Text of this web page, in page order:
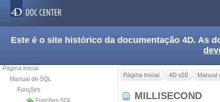
Este é o site histórico da documentação 4D. As
Página Inicial
Manual de SQL
Funções
Funções SQL
Página Inicial 4D v20 Manual
MILLISECOND